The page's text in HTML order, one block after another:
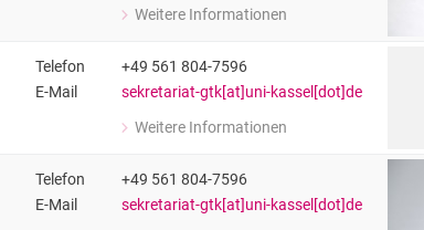
Weitere Informationen
zu Sohal Amini-Öztürk
Telefon
+49 561 804-7596
E-Mail
sekretariat-gtk[at]uni-kassel[dot]de
Weitere Informationen
zu Stefanie Cordes
Telefon
+49 561 804-7596
E-Mail
sekretariat-gtk[at]uni-kassel[dot]de